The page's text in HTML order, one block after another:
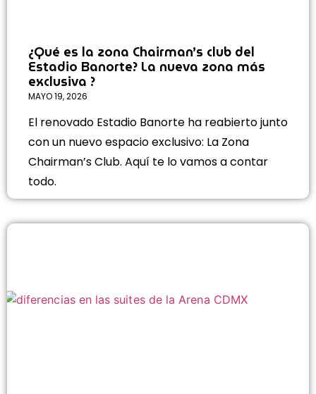
¿Qué es la zona Chairman’s club del
Estadio Banorte? La nueva zona más
exclusiva ?
MAYO 19, 2026
El renovado Estadio Banorte ha reabierto junto
con un nuevo espacio exclusivo: La Zona
Chairman’s Club. Aquí te lo vamos a contar
todo.